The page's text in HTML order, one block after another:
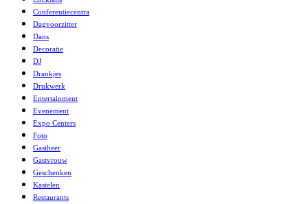
Conferentiecentra
Dagvoorzitter
Dans
Decoratie
DJ
Drankjes
Drukwerk
Entertainment
Evenement
Expo Centers
Foto
Gastheer
Gastvrouw
Geschenken
Kastelen
Restaurants